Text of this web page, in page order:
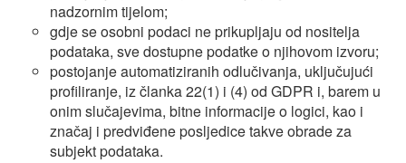
nadzornim tijelom;
gdje se osobni podaci ne prikupljaju od nositelja
podataka, sve dostupne podatke o njihovom izvoru;
postojanje automatiziranih odlučivanja, uključujući
profiliranje, iz članka 22(1) i (4) od GDPR i, barem u
onim slučajevima, bitne informacije o logici, kao i
značaj i predviđene posljedice takve obrade za
subjekt podataka.